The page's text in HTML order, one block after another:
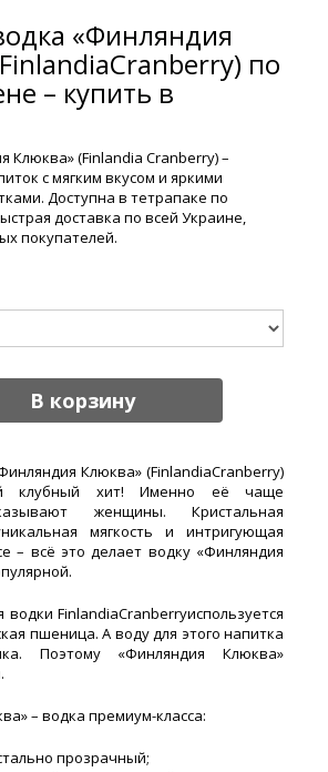
«Финляндия
по
– купить в
Клюква» (Finlandia Cranberry) –
с мягким вкусом и яркими
Доступна в тетрапаке по
доставка по всей Украине,
покупателей.
В корзину
Клюква» (FinlandiaCranberry)
клубный хит! Именно её чаще
женщины. Кристальная
мягкость и интригующая
– всё это делает водку «Финляндия
водки FinlandiaCranberryиспользуется
пшеница. А воду для этого напитка
Поэтому «Финляндия Клюква»
– водка премиум-класса:
прозрачный;